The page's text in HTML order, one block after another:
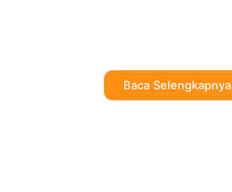
Baca Selengkapnya